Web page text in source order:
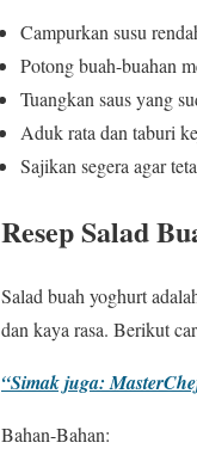
Campurkan susu
Potong buah-buahan
Tuangkan saus yang
Aduk rata dan taburi
Sajikan segera agar
Resep Salad
Salad buah yoghurt
dan kaya rasa. Berikut
“Simak juga:
Bahan-Bahan: